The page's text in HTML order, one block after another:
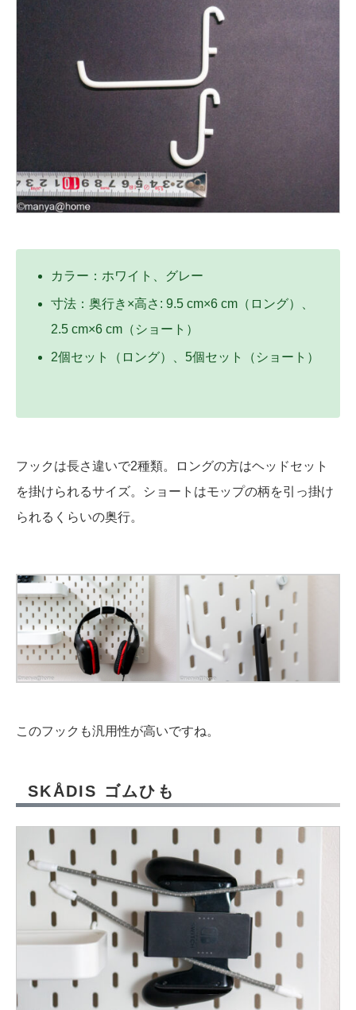
カラー：ホワイト、グレー
寸法：奥行き×高さ: 9.5 cm×6 cm（ロング）、
2.5 cm×6 cm（ショート）
2個セット（ロング）、5個セット（ショート）
フックは長さ違いで2種類。ロングの方はヘッドセット
を掛けられるサイズ。ショートはモップの柄を引っ掛け
られるくらいの奥行。
このフックも汎用性が高いですね。
SKÅDIS ゴムひも